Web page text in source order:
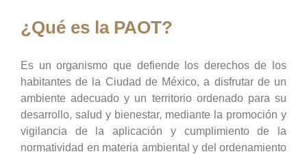
¿Qué es la PAOT?
Es un organismo que defiende los derechos de los
habitantes de la Ciudad de México, a disfrutar de un
ambiente adecuado y un territorio ordenado para su
desarrollo, salud y bienestar, mediante la promoción y
vigilancia de la aplicación y cumplimiento de la
normatividad en materia ambiental y del ordenamiento